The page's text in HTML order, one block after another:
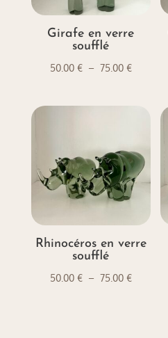
Girafe en verre
soufflé
50.00 € – 75.00 €Plage
75.00 €
Rhinocéros en verre
soufflé
50.00 € – 75.00 €Plage